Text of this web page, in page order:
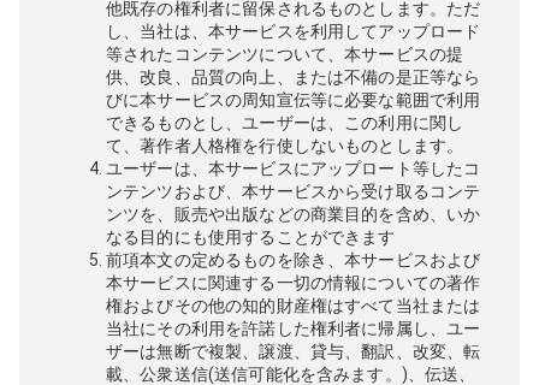
他既存の権利者に留保されるものとします。ただ
し、当社は、本サービスを利用してアップロード
等されたコンテンツについて、本サービスの提
供、改良、品質の向上、または不備の是正等なら
びに本サービスの周知宣伝等に必要な範囲で利用
できるものとし、ユーザーは、この利用に関し
て、著作者人格権を行使しないものとします。
ユーザーは、本サービスにアップロート等したコ
ンテンツおよび、本サービスから受け取るコンテ
ンツを、販売や出版などの商業目的を含め、いか
なる目的にも使用することができます
前項本文の定めるものを除き、本サービスおよび
本サービスに関連する一切の情報についての著作
権およびその他の知的財産権はすべて当社または
当社にその利用を許諾した権利者に帰属し、ユー
ザーは無断で複製、譲渡、貸与、翻訳、改変、転
載、公衆送信(送信可能化を含みます。)、伝送、